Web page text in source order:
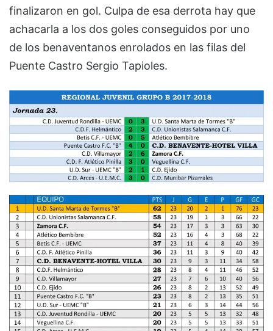
finalizaron en gol. Culpa de esa derrota hay que
achacarla a los dos goles conseguidos por uno
de los benaventanos enrolados en las filas del
Puente Castro Sergio Tapioles.